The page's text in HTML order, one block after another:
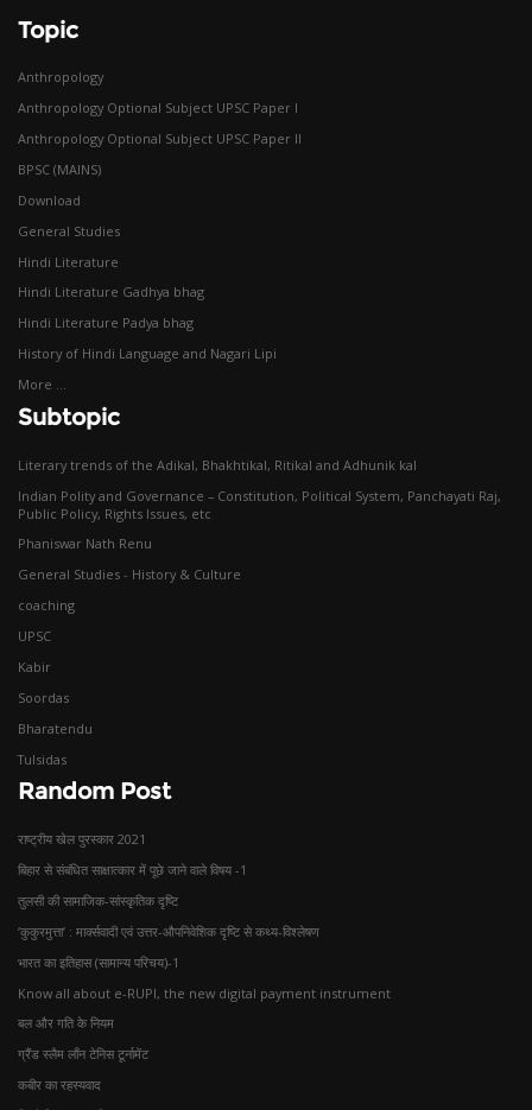
Topic
Anthropology
Anthropology Optional Subject UPSC Paper I
Anthropology Optional Subject UPSC Paper II
BPSC (MAINS)
Download
General Studies
Hindi Literature
Hindi Literature Gadhya bhag
Hindi Literature Padya bhag
History of Hindi Language and Nagari Lipi
More ...
Subtopic
Literary trends of the Adikal, Bhakhtikal, Ritikal and Adhunik kal
Indian Polity and Governance – Constitution, Political System, Panchayati Raj,
Public Policy, Rights Issues, etc
Phaniswar Nath Renu
General Studies - History & Culture
coaching
UPSC
Kabir
Soordas
Bharatendu
Tulsidas
Random Post
राष्ट्रीय खेल पुरस्कार 2021
बिहार से संबंधित साक्षात्कार में पूछे जाने वाले विषय -1
तुलसी की सामाजिक-सांस्कृतिक दृष्टि
‘कुकुरमुत्ता’ : मार्क्सवादी एवं उत्तर-औपनिवेशिक दृष्टि से कथ्य-विश्लेषण
भारत का इतिहास (सामान्य परिचय)-1
Know all about e-RUPI, the new digital payment instrument
बल और गति ‌के नियम
ग्रैंड स्लैम लाँन टेनिस टूर्नामेंट
कबीर का रहस्यवाद